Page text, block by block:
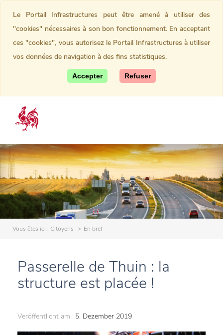
Vous êtes ici : Citoyens En bref
Passerelle de Thuin : la
structure est placée !
Veröffentlicht am : 5. Dezember 2019
Le Portail Infrastructures peut être amené à utiliser des
"cookies" nécessaires à son bon fonctionnement. En acceptant
ces "cookies", vous autorisez le Portail Infrastructures à utiliser
vos données de navigation à des fins statistiques.
Accepter Refuser